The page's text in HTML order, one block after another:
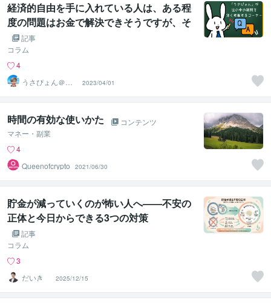
経済的自由を手に入れている人は、ある程
度の問題はお金で解決できそうですが、そ
れでも悩みはあるものなの？
記事
コラム
4
うさぴょん＠癒
し系アラフィフ
心寄り添い人
2023/04/01
時間の有効な使いかた
コンテンツ
マネー・副業
4
Queenofcrypto
2021/06/30
貯金が減っていくのが怖い人へ——不安の
正体と今日からできる3つの対策
記事
コラム
3
だいき
2025/12/15